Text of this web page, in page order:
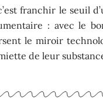
franchir le seuil
: avec le
le miroir
de leur